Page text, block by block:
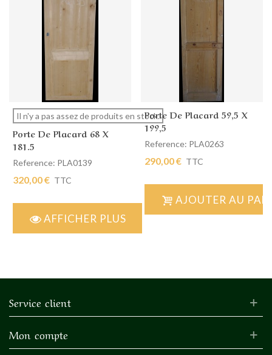
Il n'y a pas assez de produits en stock.
Porte De Placard 68 X
181.5
Reference: PLA0139
320,00 € TTC
AFFICHER PLUS
Porte De Placard 59,5 X
199,5
Reference: PLA0263
290,00 € TTC
AJOUTER AU
Service client
Mon compte